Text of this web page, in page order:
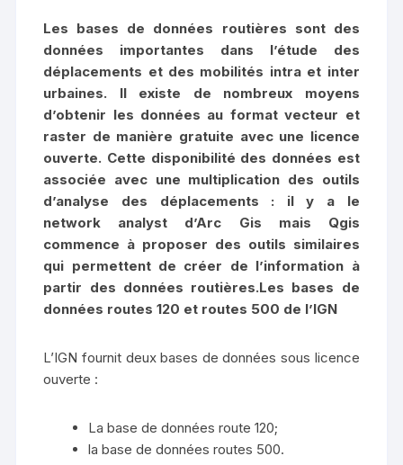
Les bases de données routières sont des
données importantes dans l’étude des
déplacements et des mobilités intra et inter
urbaines. Il existe de nombreux moyens
d’obtenir les données au format vecteur et
raster de manière gratuite avec une licence
ouverte. Cette disponibilité des données est
associée avec une multiplication des outils
d’analyse des déplacements : il y a le
network analyst d’Arc Gis mais Qgis
commence à proposer des outils similaires
qui permettent de créer de l’information à
partir des données routières.Les bases de
données routes 120 et routes 500 de l’IGN
L’IGN fournit deux bases de données sous licence
ouverte :
La base de données route 120;
la base de données routes 500.